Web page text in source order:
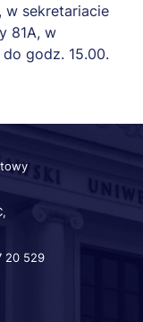
w sekretariacie
81A, w
godz. 15.00.
20 529